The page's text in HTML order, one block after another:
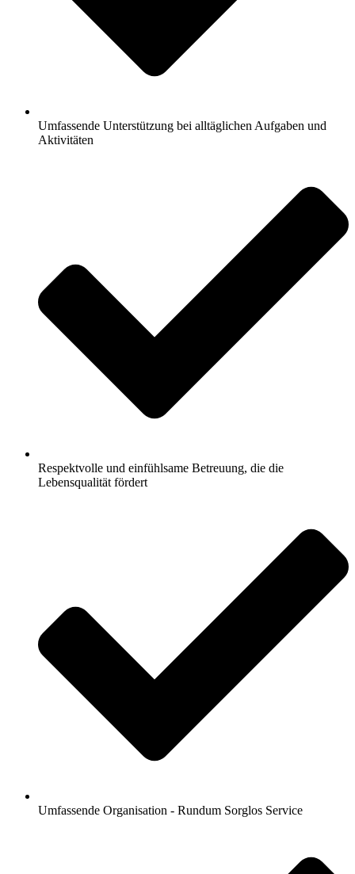
Umfassende Unterstützung bei alltäglichen Aufgaben und
Aktivitäten
Respektvolle und einfühlsame Betreuung, die die
Lebensqualität fördert
Umfassende Organisation - Rundum Sorglos Service